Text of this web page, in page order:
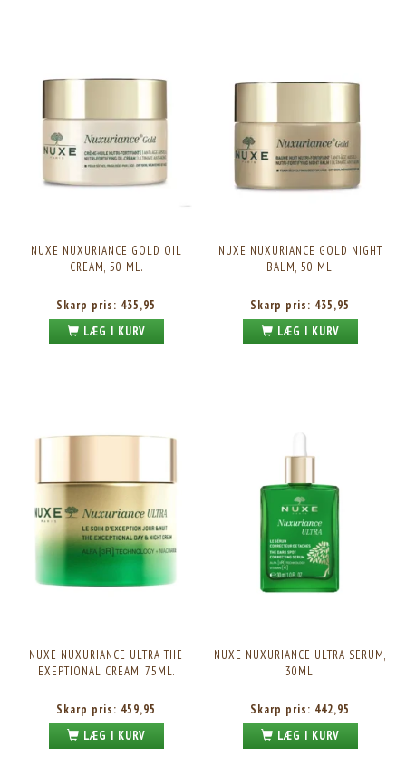
NUXE NUXURIANCE GOLD OIL
CREAM, 50 ML.
Skarp pris: 435,95
LÆG I KURV
NUXE NUXURIANCE GOLD NIGHT
BALM, 50 ML.
Skarp pris: 435,95
LÆG I KURV
NUXE NUXURIANCE ULTRA THE
EXEPTIONAL CREAM, 75ML.
Skarp pris: 459,95
LÆG I KURV
NUXE NUXURIANCE ULTRA SERUM,
30ML.
Skarp pris: 442,95
LÆG I KURV